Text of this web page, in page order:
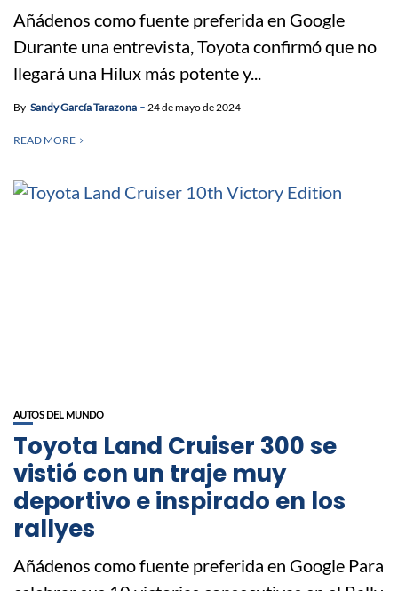
Añádenos como fuente preferida en Google
Durante una entrevista, Toyota confirmó que no
llegará una Hilux más potente y...
By Sandy García Tarazona 24 de mayo de 2024
READ MORE
AUTOS DEL MUNDO
Toyota Land Cruiser 300 se
vistió con un traje muy
deportivo e inspirado en los
rallyes
Añádenos como fuente preferida en Google Para